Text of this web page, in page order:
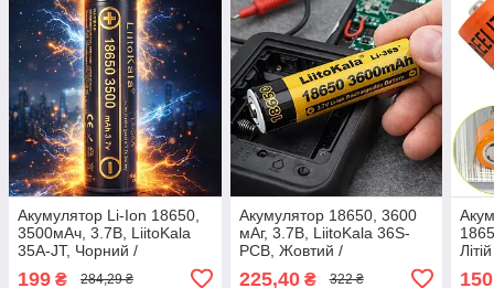
Акумулятор Li-Ion 18650,
3500мАч, 3.7В, LiitoKala
35A-JT, Чорний /
Акумуляторна батарейка /
199 ₴ 284,29 ₴
Акумулятор 18650, 3600
мАг, 3.7В, LiitoKala 36S-
PCB, Жовтий /
Акумуляторна батарейка
225,40₴ 322 ₴